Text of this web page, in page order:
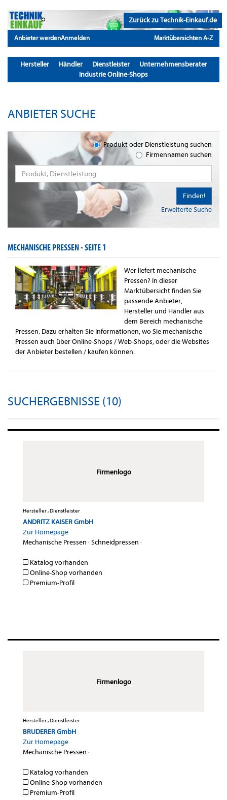
Zurück zu Technik-Einkauf.de
Anbieter werdenAnmelden Marktübersichten A-Z
Hersteller Händler Dienstleister
Unternehmensberater
Industrie Online-Shops
ANBIETER SUCHE
Produkt oder Dienstleistung suchen
Firmennamen suchen
Erweiterte Suche
Finden!
MECHANISCHE PRESSEN -SEITE 1
Wer liefert mechanische
Pressen? In dieser
Marktübersicht finden Sie
passende Anbieter,
Hersteller und Händler aus
dem Bereich mechanische
Pressen. Dazu erhalten Sie Informationen, wo Sie mechanische
Pressen auch über Online-Shops / Web-Shops, oder die Websites
der Anbieter bestellen / kaufen können.
SUCHERGEBNISSE (10)
Firmenlogo
Hersteller , Dienstleister
ANDRITZ KAISER GmbH
Zur Homepage
Mechanische Pressen ·Schneidpressen ·
Katalog vorhanden
Online-Shop vorhanden
Premium-Profil
Firmenlogo
Hersteller , Dienstleister
BRUDERER GmbH
Zur Homepage
Mechanische Pressen ·
Katalog vorhanden
Online-Shop vorhanden
Premium-Profil